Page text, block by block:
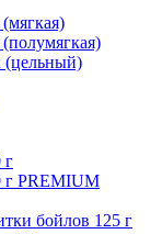
(цельный)
г
г PREMIUM
бойлов 125 г